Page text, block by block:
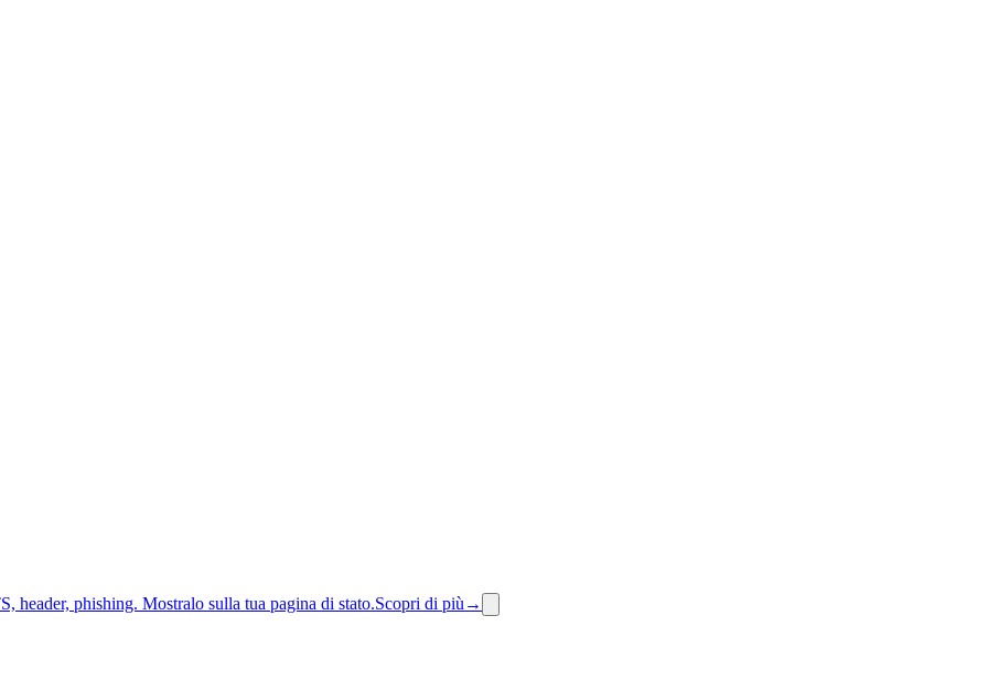
header, phishing. Mostralo sulla tua pagina di stato.Scopri di più →